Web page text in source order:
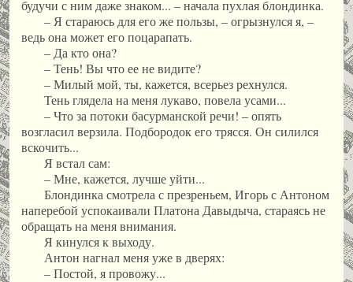
будучи с ним даже знаком... – начала пухлая блондинка.
– Я стараюсь для его же пользы, – огрызнулся я, –
ведь она может его поцарапать.
– Да кто она?
– Тень! Вы что ее не видите?
– Милый мой, ты, кажется, всерьез рехнулся.
Тень глядела на меня лукаво, повела усами...
– Что за потоки басурманской речи! – опять
возгласил верзила. Подбородок его трясся. Он силился
вскочить...
Я встал сам:
– Мне, кажется, лучше уйти...
Блондинка смотрела с презреньем, Игорь с Антоном
наперебой успокаивали Платона Давыдыча, стараясь не
обращать на меня внимания.
Я кинулся к выходу.
Антон нагнал меня уже в дверях:
– Постой, я провожу...